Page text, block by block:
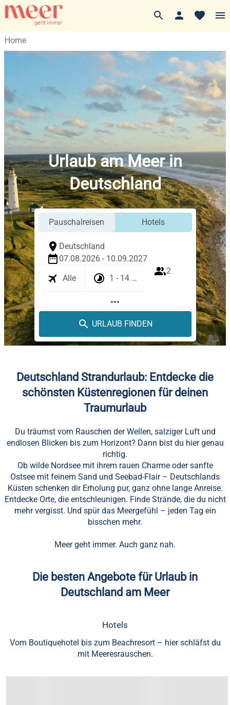
Home
Urlaub am Meer in
Deutschland
Pauschalreisen Hotels
Deutschland
07.08.2026 - 10.09.2027
Alle
1 - 14 Tage
2
more_horiz
URLAUB FINDEN
Deutschland Strandurlaub: Entdecke die
schönsten Küstenregionen für deinen
Traumurlaub
Du träumst vom Rauschen der Wellen, salziger Luft und
endlosen Blicken bis zum Horizont? Dann bist du hier genau
richtig.
Ob wilde Nordsee mit ihrem rauen Charme oder sanfte
Ostsee mit feinem Sand und Seebad-Flair – Deutschlands
Küsten schenken dir Erholung pur, ganz ohne lange Anreise.
Entdecke Orte, die entschleunigen. Finde Strände, die du nicht
mehr vergisst. Und spür das Meergefühl – jeden Tag ein
bisschen mehr.
Meer geht immer. Auch ganz nah.
Die besten Angebote für Urlaub in
Deutschland am Meer
Hotels
Vom Boutiquehotel bis zum Beachresort – hier schläfst du
mit Meeresrauschen.